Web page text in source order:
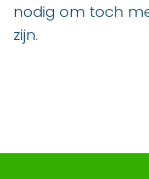
nodig om toch
zijn.